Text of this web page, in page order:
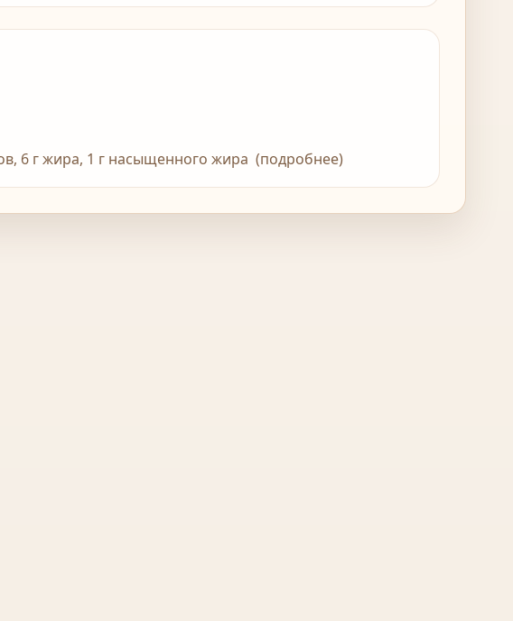
6 г жира, 1 г насыщенного жира (подробнее)